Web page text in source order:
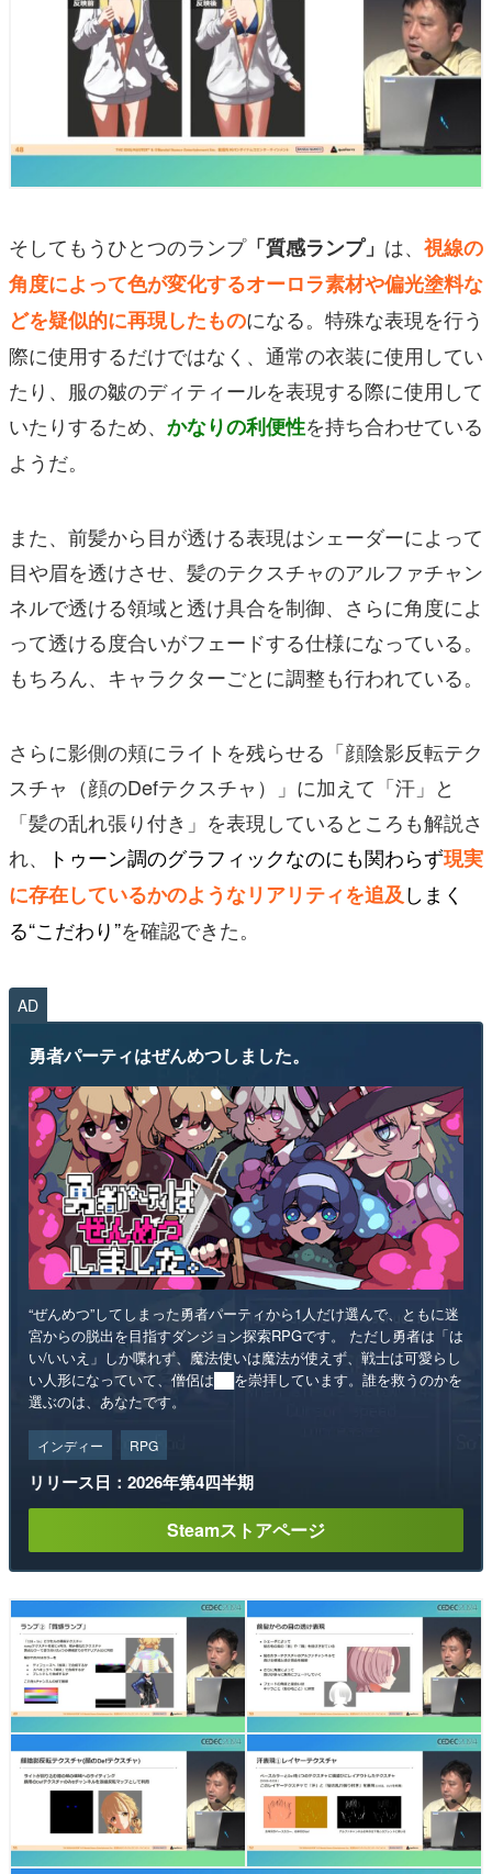
そしてもうひとつのランプ「質感ランプ」 は、 視線の
角度によって色が変化するオーロラ素材や偏光塗料な
どを疑似的に再現したものになる。特殊な表現を行う
際に使用するだけではなく、通常の衣装に使用してい
たり、服の皺のディティールを表現する際に使用して
いたりするため、 かなりの利便性を持ち合わせている
ようだ。
また、前髪から目が透ける表現はシェーダーによって
目や眉を透けさせ、髪のテクスチャのアルファチャン
ネルで透ける領域と透け具合を制御、さらに角度によ
って透ける度合いがフェードする仕様になっている。
もちろん、キャラクターごとに調整も行われている。
さらに影側の頬にライトを残らせる「顔陰影反転テク
スチャ（顔のDefテクスチャ）」に加えて「汗」と
「髪の乱れ張り付き」を表現しているところも解説さ
れ、
トゥーン調のグラフィックなのにも関わらず現実
に存在しているかのようなリアリティを追及しまく
る“こだわり”を確認できた。
AD
勇者パーティはぜんめつしました。
“ぜんめつ”してしまった勇者パーティから1人だけ選んで、ともに迷
宮からの脱出を目指すダンジョン探索RPGです。 ただし勇者は「は
い/いいえ」しか喋れず、魔法使いは魔法が使えず、戦士は可愛らし
い人形になっていて、僧侶は██を崇拝しています。誰を救うのかを
選ぶのは、あなたです。
インディー RPG
リリース日：2026年第4四半期
Steamストアページ